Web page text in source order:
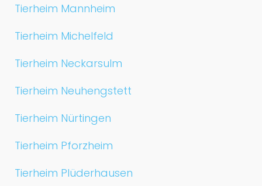
Tierheim Mannheim
Tierheim Michelfeld
Tierheim Neckarsulm
Tierheim Neuhengstett
Tierheim Nürtingen
Tierheim Pforzheim
Tierheim Plüderhausen